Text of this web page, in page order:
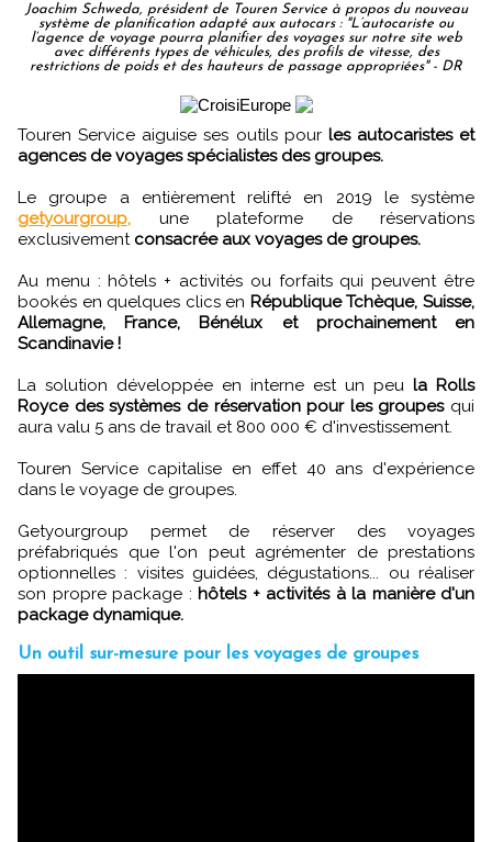
Joachim Schweda, président de Touren Service à propos du nouveau
système de planification adapté aux autocars : "L’autocariste ou
l’agence de voyage pourra planifier des voyages sur notre site web
avec différents types de véhicules, des profils de vitesse, des
restrictions de poids et des hauteurs de passage appropriées" - DR
Touren Service aiguise ses outils pour les autocaristes et
agences de voyages spécialistes des groupes.
Le groupe a entièrement relifté en 2019 le système
getyourgroup, une plateforme de réservations
exclusivement consacrée aux voyages de groupes.
Au menu : hôtels + activités ou forfaits qui peuvent être
bookés en quelques clics en République Tchèque, Suisse,
Allemagne, France, Bénélux et prochainement en
Scandinavie !
La solution développée en interne est un peu la Rolls
Royce des systèmes de réservation pour les groupesqui
aura valu 5 ans de travail et 800 000 € d'investissement.
Touren Service capitalise en effet 40 ans d'expérience
dans le voyage de groupes.
Getyourgroup permet de réserver des voyages
préfabriqués que l'on peut agrémenter de prestations
optionnelles : visites guidées, dégustations... ou réaliser
son propre package : hôtels + activités à la manière d'un
package dynamique.
Un outil sur-mesure pour les voyages de groupes